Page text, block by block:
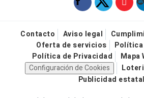
Contacto Aviso legal
Oferta de servicios
Política de Privacidad
Mapa
Configuración de Cookies
Publicidad estatal